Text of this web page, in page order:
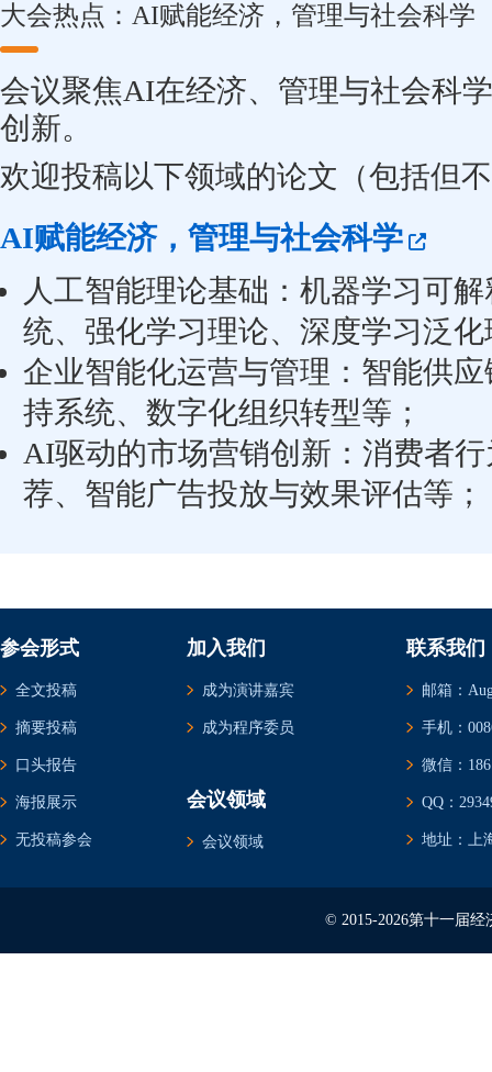
大会热点：AI赋能经济，管理与社会科学
会议聚焦AI在经济、管理与社会科
创新。
欢迎投稿以下领域的论文（包括但
AI赋能经济，管理与社会科学
人工智能理论基础：机器学习可
统、强化学习理论、深度学习泛
企业智能化运营与管理：智能供
持系统、数字化组织转型等；
AI驱动的市场营销创新：消费者
荐、智能广告投放与效果评估等；
参会形式
全文投稿
摘要投稿
口头报告
海报展示
无投稿参会
加入我们
成为演讲嘉宾
成为程序委员
会议领域
会议领域
联系我们
邮箱：
手机：
微信：
QQ：
地址：上
© 2015-2026第十一届